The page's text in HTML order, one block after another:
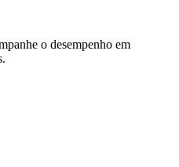
o desempenho em